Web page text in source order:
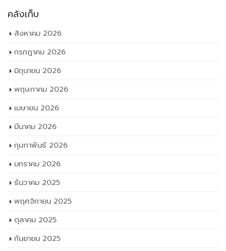
คลังเก็บ
สิงหาคม 2026
กรกฎาคม 2026
มิถุนายน 2026
พฤษภาคม 2026
เมษายน 2026
มีนาคม 2026
กุมภาพันธ์ 2026
มกราคม 2026
ธันวาคม 2025
พฤศจิกายน 2025
ตุลาคม 2025
กันยายน 2025